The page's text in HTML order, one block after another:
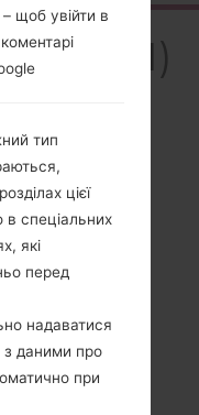
щоб увійти в
тип
цієї
в спеціальних
які
перед
надаватися
з даними про
при